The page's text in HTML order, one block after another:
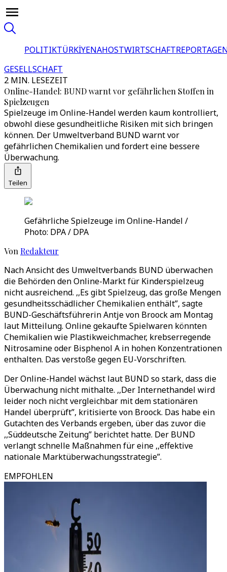
POLITIKTÜRKİYENAHOSTWIRTSCHAFT
GESELLSCHAFT
2 MIN. LESEZEIT
Online-Handel: BUND warnt vor gefährlichen Stoffen in
Spielzeugen
Spielzeuge im Online-Handel werden kaum kontrolliert,
obwohl diese gesundheitliche Risiken mit sich bringen
können. Der Umweltverband BUND warnt vor
gefährlichen Chemikalien und fordert eine bessere
Überwachung.
Teilen
Gefährliche Spielzeuge im Online-Handel /
Photo: DPA / DPA
Von Redakteur
Nach Ansicht des Umweltverbands BUND überwachen
die Behörden den Online-Markt für Kinderspielzeug
nicht ausreichend. ,,Es gibt Spielzeug, das große Mengen
gesundheitsschädlicher Chemikalien enthält”, sagte
BUND-Geschäftsführerin Antje von Broock am Montag
laut Mitteilung. Online gekaufte Spielwaren könnten
Chemikalien wie Plastikweichmacher, krebserregende
Nitrosamine oder Bisphenol A in hohen Konzentrationen
enthalten. Das verstoße gegen EU-Vorschriften.
Der Online-Handel wächst laut BUND so stark, dass die
Überwachung nicht mithalte. ,,Der Internethandel wird
leider noch nicht vergleichbar mit dem stationären
Handel überprüft”, kritisierte von Broock. Das habe ein
Gutachten des Verbands ergeben, über das zuvor die
,,Süddeutsche Zeitung” berichtet hatte. Der BUND
verlangt schnelle Maßnahmen für eine ,,effektive
nationale Marktüberwachungsstrategie”.
EMPFOHLEN